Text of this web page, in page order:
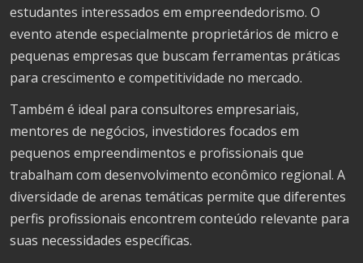
estudantes interessados em empreendedorismo. O
evento atende especialmente proprietários de micro e
pequenas empresas que buscam ferramentas práticas
para crescimento e competitividade no mercado.
Também é ideal para consultores empresariais,
mentores de negócios, investidores focados em
pequenos empreendimentos e profissionais que
trabalham com desenvolvimento econômico regional. A
diversidade de arenas temáticas permite que diferentes
perfis profissionais encontrem conteúdo relevante para
suas necessidades específicas.